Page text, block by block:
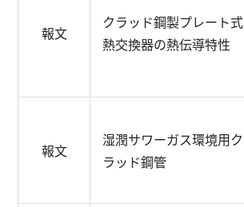
報文
クラッド鋼製プレート式
熱交換器の熱伝導特性
報文
湿潤サワーガス環境用ク
ラッド鋼管